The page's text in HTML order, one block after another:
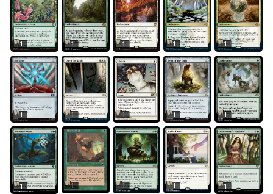
1 1 1 1 1
1 1 1 1 1
1 1 1 1 1